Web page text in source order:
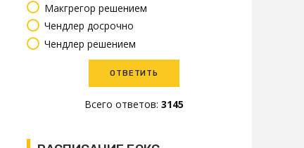
Макгрегор решением
Чендлер досрочно
Чендлер решением
Всего ответов:3145